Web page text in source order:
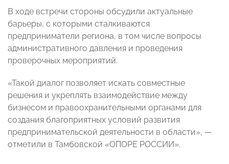
В ходе встречи стороны обсудили актуальные
барьеры, с которыми сталкиваются
предприниматели региона, в том числе вопросы
административного давления и проведения
проверочных мероприятий.
«Такой диалог позволяет искать совместные
решения и укреплять взаимодействие между
бизнесом и правоохранительными органами для
создания благоприятных условий развития
предпринимательской деятельности в области», —
отметили в Тамбовской «ОПОРЕ РОССИИ».